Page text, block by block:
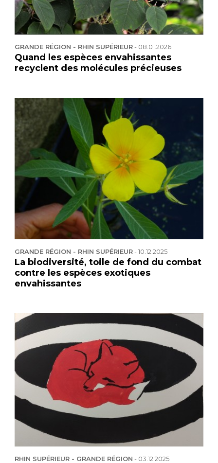
GRANDE RÉGION - RHIN SUPÉRIEUR- 08.01.2026
Quand les espèces envahissantes
recyclent des molécules précieuses
GRANDE RÉGION - RHIN SUPÉRIEUR-10.12.2025
La biodiversité, toile de fond du combat
contre les espèces exotiques
envahissantes
RHIN SUPÉRIEUR - GRANDE RÉGION - 03.12.2025